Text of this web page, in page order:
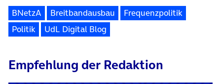
BNetzA Breitbandausbau
Frequenzpolitik
Politik
UdL Digital Blog
Empfehlung der Redaktion